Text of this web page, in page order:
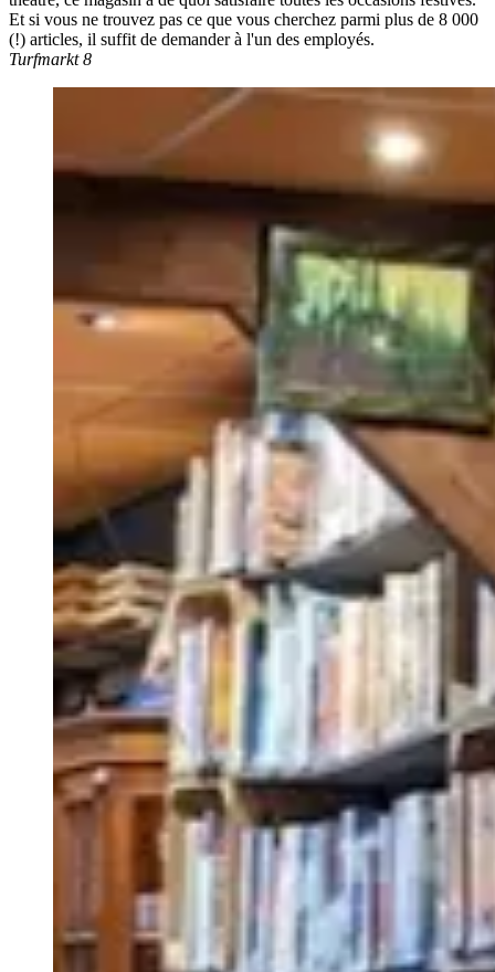
Et si vous ne trouvez pas ce que vous cherchez parmi plus de 8 000
(!) articles, il suffit de demander à l'un des employés.
Turfmarkt 8